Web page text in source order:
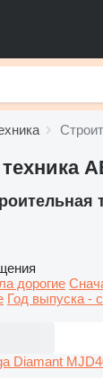
дорогие
Год выпуска -